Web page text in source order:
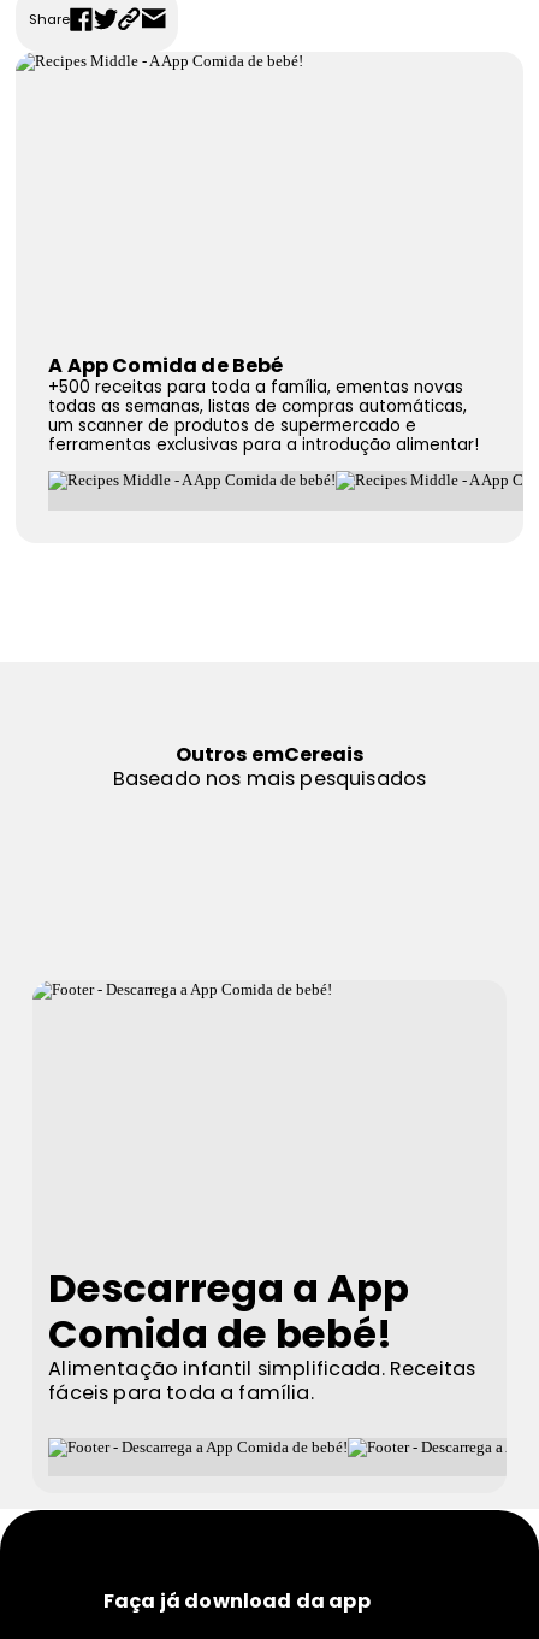
FAQS
Contactos
Share
A App Comida de Bebé
+500 receitas para toda a família, ementas novas
todas as semanas, listas de compras automáticas,
um scanner de produtos de supermercado e
ferramentas exclusivas para a introdução alimentar!
Outros emCereais
Baseado nos mais pesquisados
Descarrega a App
Comida de bebé!
Alimentação infantil simplificada. Receitas
fáceis para toda a família.
Faça já download da app